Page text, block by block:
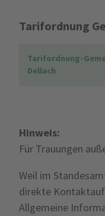
Tarifordnung
Tarifordnung-
Dellach
Hinweis:
Für Trauungen
Weil im
direkte
Allgemeine